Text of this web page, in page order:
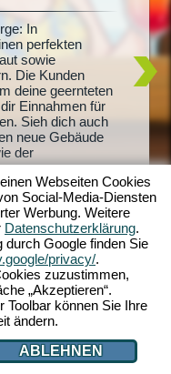
In
perfekten
sowie
Die Kunden
deine geernteten
Einnahmen für
Sieh dich auch
neue Gebäude
der
Du
dich
und
Webseiten Cookies
Social-Media-Diensten
Werbung. Weitere
Datenschutzerklärung.
durch Google finden Sie
privacy/.
zuzustimmen,
„Akzeptieren“.
Toolbar können Sie Ihre
ändern.
ABLEHNEN